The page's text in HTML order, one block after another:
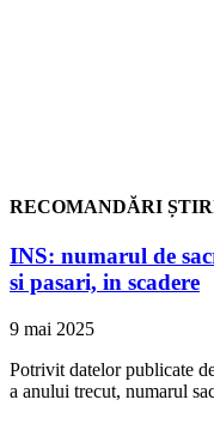
RECOMANDĂRI
INS: numarul de
si pasari, in scadere
9 mai 2025
Potrivit datelor publicate
a anului trecut, numarul